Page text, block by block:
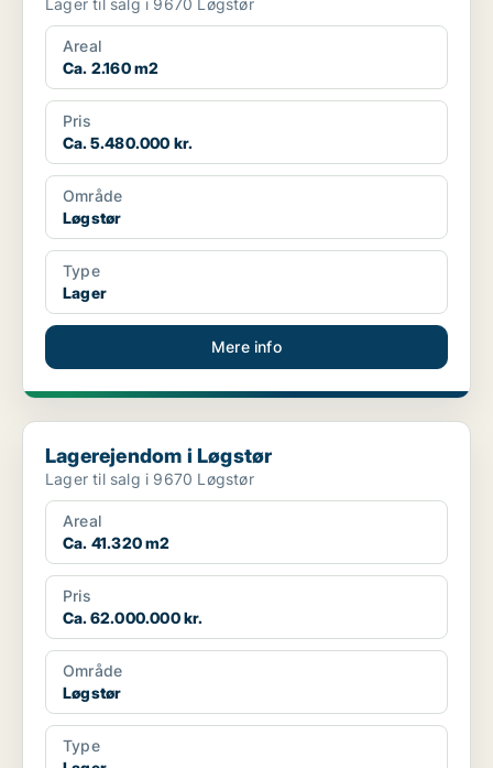
Lager til salg i 9670 Løgstør
Areal
Ca. 2.160 m2
Pris
Ca. 5.480.000 kr.
Område
Løgstør
Type
Lager
Mere info
Lagerejendom i Løgstør
Lagerejendom i Løgstør
Lager til salg i 9670 Løgstør
Areal
Ca. 41.320 m2
Pris
Ca. 62.000.000 kr.
Område
Løgstør
Type